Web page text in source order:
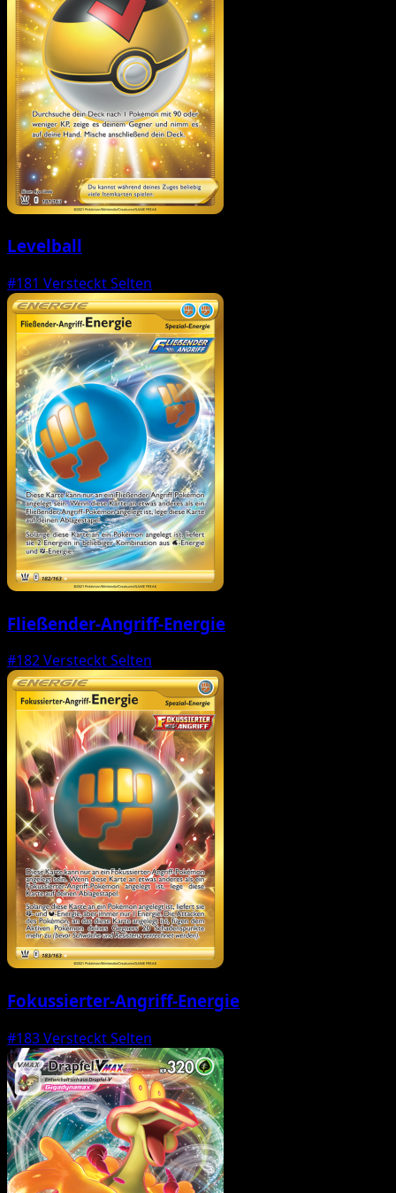
Levelball
#181 Versteckt Selten
Fließender-Angriff-Energie
#182Versteckt Selten
Fokussierter-Angriff-Energie
#183Versteckt Selten